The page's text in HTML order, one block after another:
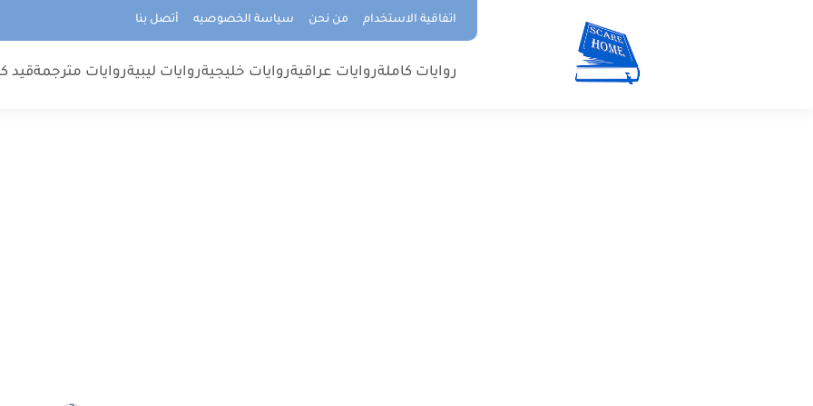
اتفاقية الاستخدام من نحن سياسة الخصوصيه أتصل بنا
روايات كاملةروايات عراقيةروايات خليجيةروايات ليبيةروايات مترجمةقيد